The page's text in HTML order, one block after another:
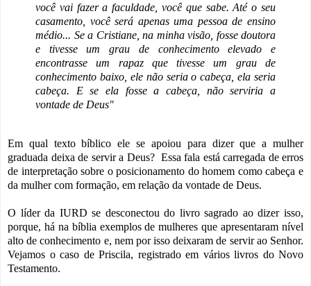
você vai fazer a faculdade, você que sabe. Até o seu
casamento, você será apenas uma pessoa de ensino
médio... Se a Cristiane, na minha visão, fosse doutora
e tivesse um grau de conhecimento elevado e
encontrasse um rapaz que tivesse um grau de
conhecimento baixo, ele não seria o cabeça, ela seria
cabeça. E se ela fosse a cabeça, não serviria a
vontade de Deus"
Em qual texto bíblico ele se apoiou para dizer que a mulher
graduada deixa de servir a Deus? Essa fala está carregada de erros
de interpretação sobre o posicionamento do homem como cabeça e
da mulher com formação, em relação da vontade de Deus.
O líder da IURD se desconectou do livro sagrado ao dizer isso,
porque, há na bíblia exemplos de mulheres que apresentaram nível
alto de conhecimento e, nem por isso deixaram de servir ao Senhor.
Vejamos o caso de Priscila, registrado em vários livros do Novo
Testamento.